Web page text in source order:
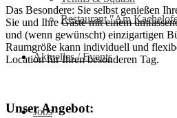
Restaurant "Am
Aktuelles / Events
Jobs
Das Besondere: Sie selbst genießen
Sie und Ihre Gäste mit einem
und (wenn gewünscht) einzigartigen
Raumgröße kann individuell und
Location für Ihren besonderen Tag.
Unser Angebot: